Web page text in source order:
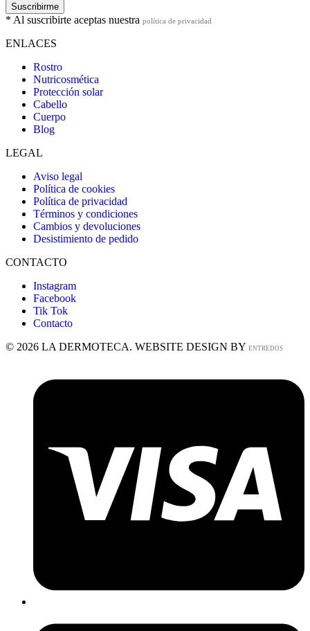
Suscribirme
* Al suscribirte aceptas nuestra política de privacidad
ENLACES
Rostro
Nutricosmética
Protección solar
Cabello
Cuerpo
Blog
LEGAL
Aviso legal
Política de cookies
Política de privacidad
Términos y condiciones
Cambios y devoluciones
Desistimiento de pedido
CONTACTO
Instagram
Facebook
Tik Tok
Contacto
© 2026 LA DERMOTECA. WEBSITE DESIGN BY ENTREDOS